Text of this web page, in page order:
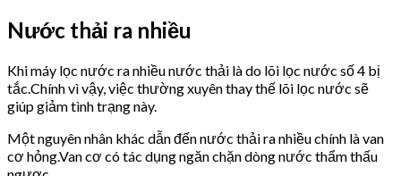
Nước thải ra nhiều
Khi máy lọc nước ra nhiều nước thải là do lõi lọc nước số 4 bị
tắc.Chính vì vậy, việc thường xuyên thay thế lõi lọc nước sẽ
giúp giảm tình trạng này.
Một nguyên nhân khác dẫn đến nước thải ra nhiều chính là van
cơ hỏng.Van cơ có tác dụng ngăn chặn dòng nước thẩm thấu